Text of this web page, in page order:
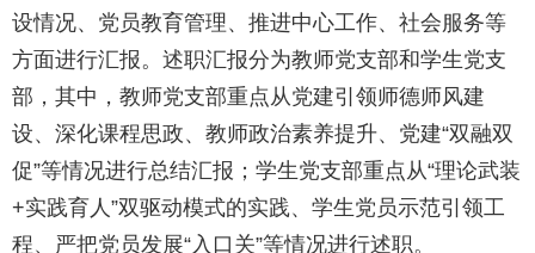
设情况、党员教育管理、推进中心工作、社会服务等
方面进行汇报。述职汇报分为教师党支部和学生党支
部，其中，教师党支部重点从党建引领师德师风建
设、深化课程思政、教师政治素养提升、党建“双融双
促”等情况进行总结汇报；学生党支部重点从“理论武装
+实践育人”双驱动模式的实践、学生党员示范引领工
程、严把党员发展“入口关”等情况进行述职。